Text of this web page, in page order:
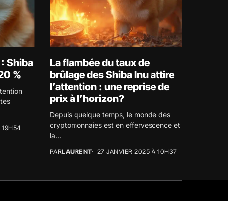
Shiba
%
19H54
La flambée du taux de
brûlage des Shiba Inu attire
l’attention : une reprise de
prix à l’horizon?
Depuis quelque temps, le monde des
cryptomonnaies est en effervescence et
la...
PARLAURENT 27 JANVIER 2025 À 10H37